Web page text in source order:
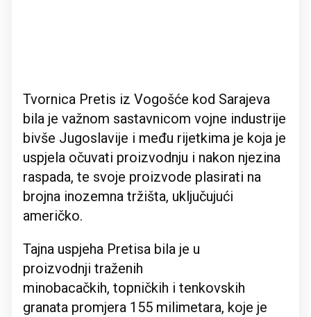
Tvornica Pretis iz Vogošće kod Sarajeva
bila je važnom sastavnicom vojne industrije
bivše Jugoslavije i među rijetkima je koja je
uspjela očuvati proizvodnju i nakon njezina
raspada, te svoje proizvode plasirati na
brojna inozemna tržišta, uključujući
američko.
Tajna uspjeha Pretisa bila je u
proizvodnji traženih
minobacačkih, topničkih i tenkovskih
granata promjera 155 milimetara, koje je